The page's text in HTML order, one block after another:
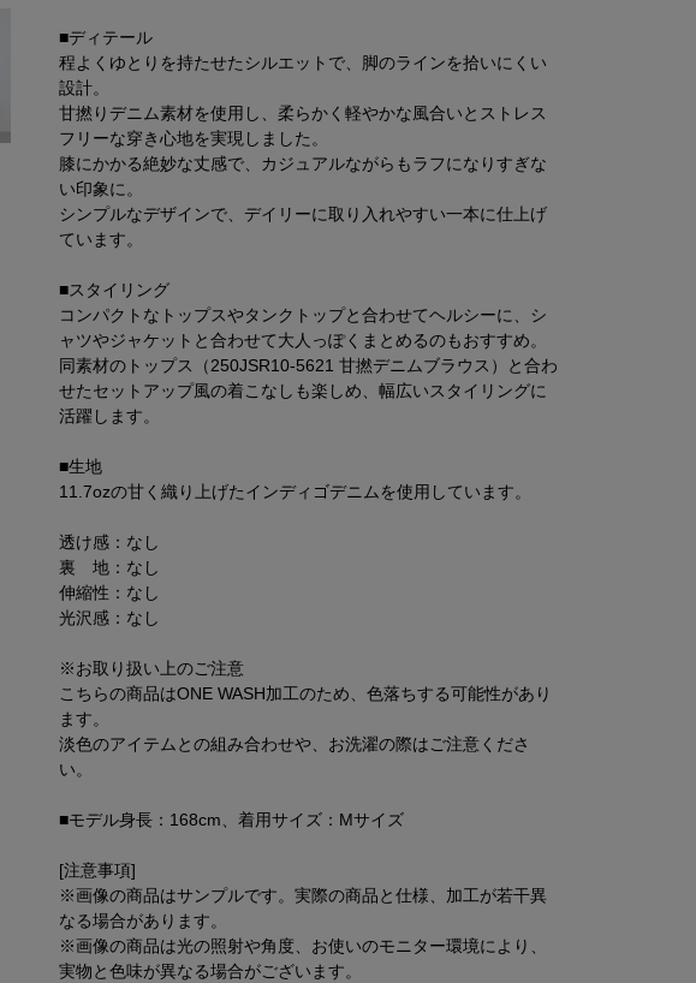
■ディテール
程よくゆとりを持たせたシルエットで、脚のラインを拾いにくい
設計。
甘撚りデニム素材を使用し、柔らかく軽やかな風合いとストレス
フリーな穿き心地を実現しました。
膝にかかる絶妙な丈感で、カジュアルながらもラフになりすぎな
い印象に。
シンプルなデザインで、デイリーに取り入れやすい一本に仕上げ
ています。
■スタイリング
コンパクトなトップスやタンクトップと合わせてヘルシーに、シ
ャツやジャケットと合わせて大人っぽくまとめるのもおすすめ。
同素材のトップス（250JSR10-5621 甘撚デニムブラウス）と合わ
せたセットアップ風の着こなしも楽しめ、幅広いスタイリングに
活躍します。
■生地
11.7ozの甘く織り上げたインディゴデニムを使用しています。
透け感：なし
裏 地：なし
伸縮性：なし
光沢感：なし
※お取り扱い上のご注意
こちらの商品はONE WASH加工のため、色落ちする可能性があり
ます。
淡色のアイテムとの組み合わせや、お洗濯の際はご注意くださ
い。
■モデル身長：168cm、着用サイズ：Mサイズ
[注意事項]
※画像の商品はサンプルです。実際の商品と仕様、加工が若干異
なる場合があります。
※画像の商品は光の照射や角度、お使いのモニター環境により、
実物と色味が異なる場合がございます。